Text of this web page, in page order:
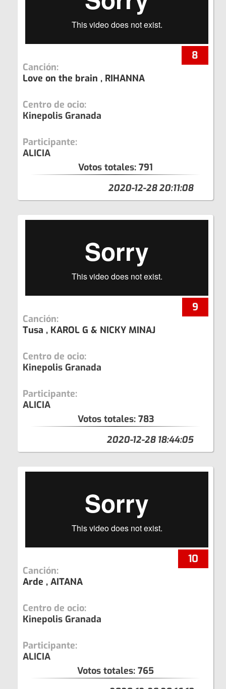
8
Canción:
Love on the brain , RIHANNA
Centro de ocio:
Kinepolis Granada
Participante:
ALICIA
Votos totales: 791
2020-12-28 20:11:08
9
Canción:
Tusa , KAROL G & NICKY MINAJ
Centro de ocio:
Kinepolis Granada
Participante:
ALICIA
Votos totales: 783
2020-12-28 18:44:05
10
Canción:
Arde , AITANA
Centro de ocio:
Kinepolis Granada
Participante:
ALICIA
Votos totales: 765